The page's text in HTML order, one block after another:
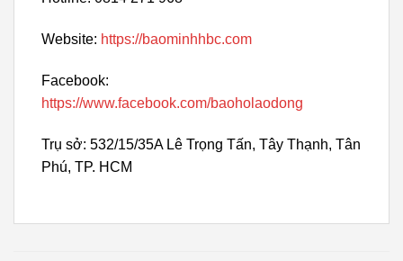
Website: https://baominhhbc.com
Facebook:
https://www.facebook.com/baoholaodong
Trụ sở: 532/15/35A Lê Trọng Tấn, Tây Thạnh, Tân
Phú, TP. HCM